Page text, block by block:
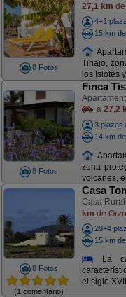
8 Fotos
27,1 km
4+1
15 km
Tinajo,
los Islotes
8 Fotos
Finca
a 27,2
3 plazas
14 km
zona
volcanes,
8 Fotos
(1 comentario)
Casa
Casa
km de
28+4
15 km
La
el siglo